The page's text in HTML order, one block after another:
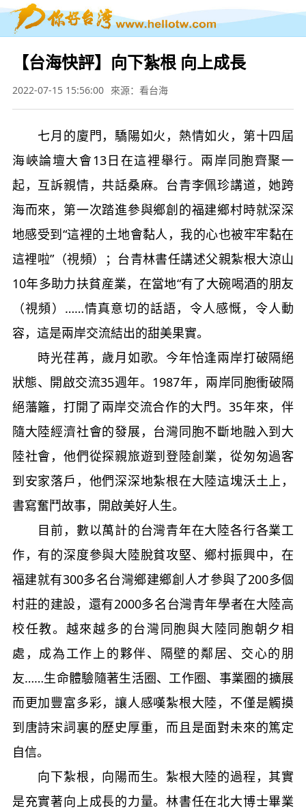
【台海快評】向下紮根 向上成長
2022-07-15 15:56:00 來源：看台海
七月的廈門，驕陽如火，熱情如火，第十四屆
海峽論壇大會13日在這裡舉行。兩岸同胞齊聚一
起，互訴親情，共話桑麻。台青李佩珍講道，她跨
海而來，第一次踏進參與鄉創的福建鄉村時就深深
地感受到“這裡的土地會黏人，我的心也被牢牢黏在
這裡啦”（視頻）；台青林書任講述父親紮根大涼山
10年多助力扶貧産業，在當地“有了大碗喝酒的朋友
（視頻）……情真意切的話語，令人感慨，令人動
容，這是兩岸交流結出的甜美果實。
時光荏苒，歲月如歌。今年恰逢兩岸打破隔絕
狀態、開啟交流35週年。1987年，兩岸同胞衝破隔
絕藩籬，打開了兩岸交流合作的大門。35年來，伴
隨大陸經濟社會的發展，台灣同胞不斷地融入到大
陸社會，他們從探親旅遊到登陸創業，從匆匆過客
到安家落戶，他們深深地紮根在大陸這塊沃土上，
書寫奮鬥故事，開啟美好人生。
目前，數以萬計的台灣青年在大陸各行各業工
作，有的深度參與大陸脫貧攻堅、鄉村振興中，在
福建就有300多名台灣鄉建鄉創人才參與了200多個
村莊的建設，還有2000多名台灣青年學者在大陸高
校任教。越來越多的台灣同胞與大陸同胞朝夕相
處，成為工作上的夥伴、隔壁的鄰居、交心的朋
友……生命體驗隨著生活圈、工作圈、事業圈的擴展
而更加豐富多彩，讓人感嘆紮根大陸，不僅是觸摸
到唐詩宋詞裏的歷史厚重，而且是面對未來的篤定
自信。
向下紮根，向陽而生。紮根大陸的過程，其實
是充實著向上成長的力量。林書任在北大博士畢業